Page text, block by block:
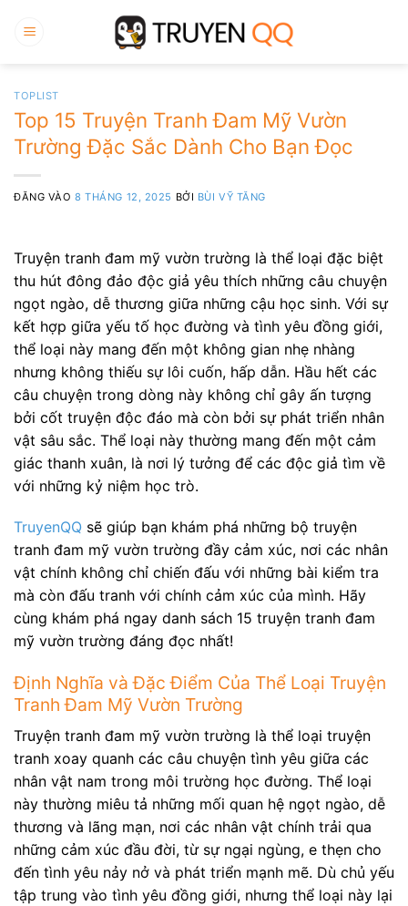
qua
TOPLIST
Top 15 Truyện Tranh Đam Mỹ Vườn
Trường Đặc Sắc Dành Cho Bạn Đọc
ĐĂNG VÀO8 THÁNG 12, 2025 BỞI BÙI VỸ TĂNG
Truyện tranh đam mỹ vườn trường là thể loại đặc biệt
thu hút đông đảo độc giả yêu thích những câu chuyện
ngọt ngào, dễ thương giữa những cậu học sinh. Với sự
kết hợp giữa yếu tố học đường và tình yêu đồng giới,
thể loại này mang đến một không gian nhẹ nhàng
nhưng không thiếu sự lôi cuốn, hấp dẫn. Hầu hết các
câu chuyện trong dòng này không chỉ gây ấn tượng
bởi cốt truyện độc đáo mà còn bởi sự phát triển nhân
vật sâu sắc. Thể loại này thường mang đến một cảm
giác thanh xuân, là nơi lý tưởng để các độc giả tìm về
với những kỷ niệm học trò.
TruyenQQ sẽ giúp bạn khám phá những bộ truyện
tranh đam mỹ vườn trường đầy cảm xúc, nơi các nhân
vật chính không chỉ chiến đấu với những bài kiểm tra
mà còn đấu tranh với chính cảm xúc của mình. Hãy
cùng khám phá ngay danh sách 15 truyện tranh đam
mỹ vườn trường đáng đọc nhất!
Định Nghĩa và Đặc Điểm Của Thể Loại Truyện
Tranh Đam Mỹ Vườn Trường
Truyện tranh đam mỹ vườn trường là thể loại truyện
tranh xoay quanh các câu chuyện tình yêu giữa các
nhân vật nam trong môi trường học đường. Thể loại
này thường miêu tả những mối quan hệ ngọt ngào, dễ
thương và lãng mạn, nơi các nhân vật chính trải qua
những cảm xúc đầu đời, từ sự ngại ngùng, e thẹn cho
đến tình yêu nảy nở và phát triển mạnh mẽ. Dù chủ yếu
tập trung vào tình yêu đồng giới, nhưng thể loại này lại